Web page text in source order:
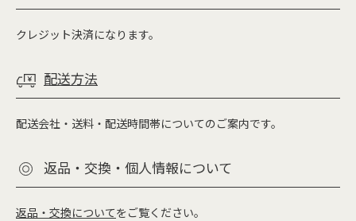
クレジット決済になります。
配送方法
配送会社・送料・配送時間帯についてのご案内です。
返品・交換・個人情報について
返品・交換についてをご覧ください。